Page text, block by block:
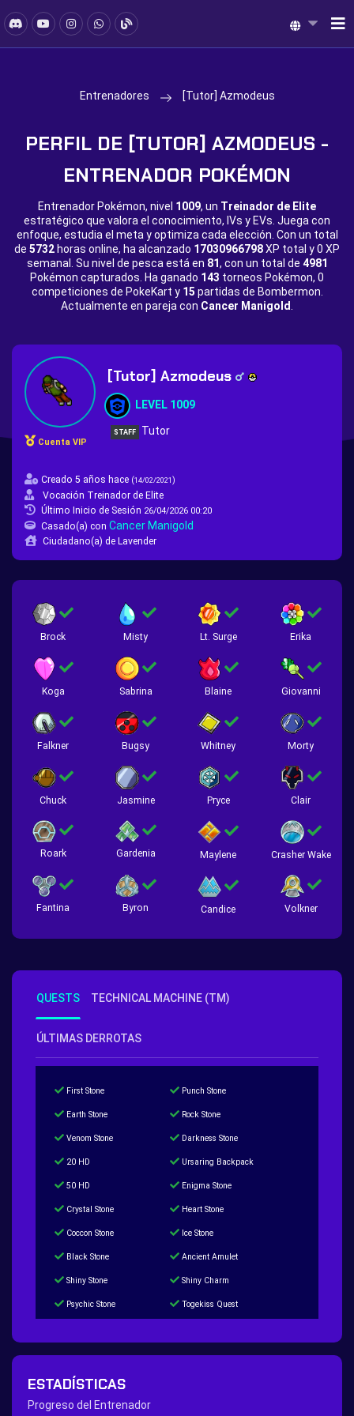
Entrenadores [Tutor] Azmodeus
PERFIL DE [TUTOR] AZMODEUS -
ENTRENADOR POKÉMON
Entrenador Pokémon, nivel 1009, un Treinador de Elite
estratégico que valora el conocimiento, IVs y EVs. Juega con
enfoque, estudia el meta y optimiza cada elección. Con un total
de 5732 horas online, ha alcanzado 17030966798XP total y0 XP
semanal. Su nivel de pesca está en 81, con un total de 4981
Pokémon capturados. Ha ganado 143 torneos Pokémon, 0
competiciones de PokeKart y 15 partidas de Bombermon.
Actualmente en pareja con Cancer Manigold
Cuenta VIP
[Tutor] Azmodeus
LEVEL 1009
STAFF Tutor
Creado 5 años hace (14/02/2021)
Vocación Treinador de Elite
Último Inicio de Sesión 26/04/2026 00:20
Casado(a) con Cancer Manigold
Ciudadano(a) de Lavender
Brock Misty Lt. Surge Erika
Koga Sabrina Blaine Giovanni
Falkner Bugsy Whitney Morty
Chuck Jasmine Pryce Clair
Roark Gardenia Maylene Crasher Wake
Fantina Byron Candice Volkner
QUESTS TECHNICAL MACHINE (TM)
ÚLTIMAS DERROTAS
First Stone Punch Stone
Earth Stone Rock Stone
Venom Stone Darkness Stone
20 HD Ursaring Backpack
50 HD Enigma Stone
Crystal Stone Heart Stone
Coccon Stone Ice Stone
Black Stone Ancient Amulet
Shiny Stone Shiny Charm
Psychic Stone Togekiss Quest
200 Great Ball Quest
Hippie Outfit Quest
ESTADÍSTICAS
Progreso del Entrenador